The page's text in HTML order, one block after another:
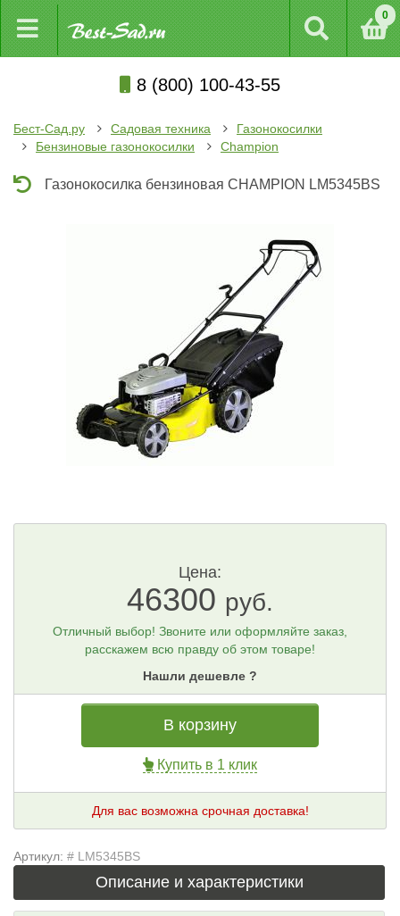
0
8 (800) 100-43-55
Бест-Сад.ру Садовая техника
Газонокосилки
Бензиновые газонокосилки
Champion
Газонокосилка бензиновая CHAMPION LM5345BS
Цена:
46300 руб.
Отличный выбор! Звоните или оформляйте заказ,
расскажем всю правду об этом товаре!
Нашли дешевле ?
В корзину
Купить в 1 клик
Для вас возможна срочная доставка!
Артикул: # LM5345BS
Описание и характеристики